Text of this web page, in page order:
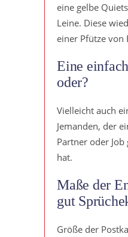
eine gelbe
Leine. Diese
einer Pfütze von
Eine
oder?
Vielleicht auch
Jemanden, der
Partner oder
hat.
Maße der
gut
Größe der